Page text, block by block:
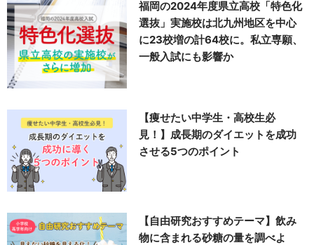
福岡の2024年度県立高校「特色化
選抜」実施校は北九州地区を中心
に23校増の計64校に。私立専願、
一般入試にも影響か
【痩せたい中学生・高校生必
見！】成長期のダイエットを成功
させる5つのポイント
【自由研究おすすめテーマ】飲み
物に含まれる砂糖の量を調べよ